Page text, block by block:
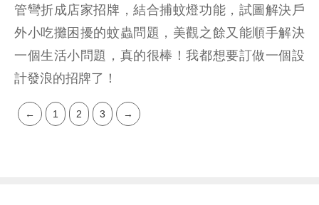
管彎折成店家招牌，結合捕蚊燈功能，試圖解決戶
外小吃攤困擾的蚊蟲問題，美觀之餘又能順手解決
一個生活小問題，真的很棒！我都想要訂做一個設
計發浪的招牌了！
← 1 2 3 →